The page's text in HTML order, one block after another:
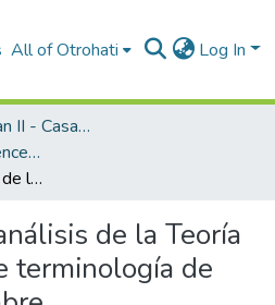
All of Otrohati Log In
Université Hassan II - Casablanca
CEDoc en Lettres, Sciences Humaines, Arts et Sciences de l’Education (CED - LSHASE)
Presentación y análisis de la Teoría Comunicativa de terminología de María Teresa Cabre
de la Teoría
terminología de